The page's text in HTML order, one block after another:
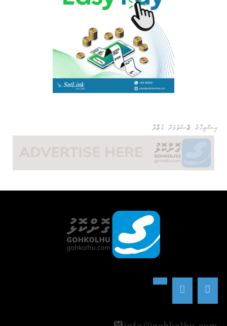
އިޝްތިހާރު ޖެއްސެވުމަށް ގުޅުއްވާ